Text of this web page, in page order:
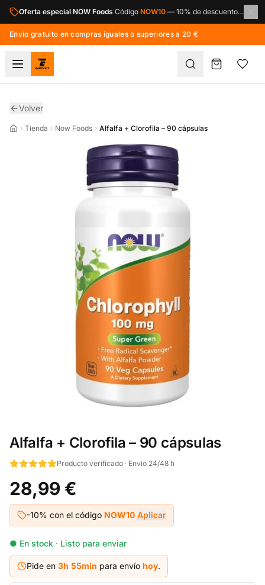
Saltar al contenido principal
Oferta especial NOW Foods Código NOW10 — 10% de descuento en toda la marca NOW Foods.
Envío gratuito en compras iguales o superiores a 20 €
Volver
Tienda Now Foods Alfalfa + Clorofila – 90 cápsulas
Alfalfa + Clorofila – 90 cápsulas
Producto verificado · Envío 24/48 h
28,99 €
-10% con el código NOW10 Aplicar
● En stock · Listo para enviar
Pide en 3h 55min para envío hoy.